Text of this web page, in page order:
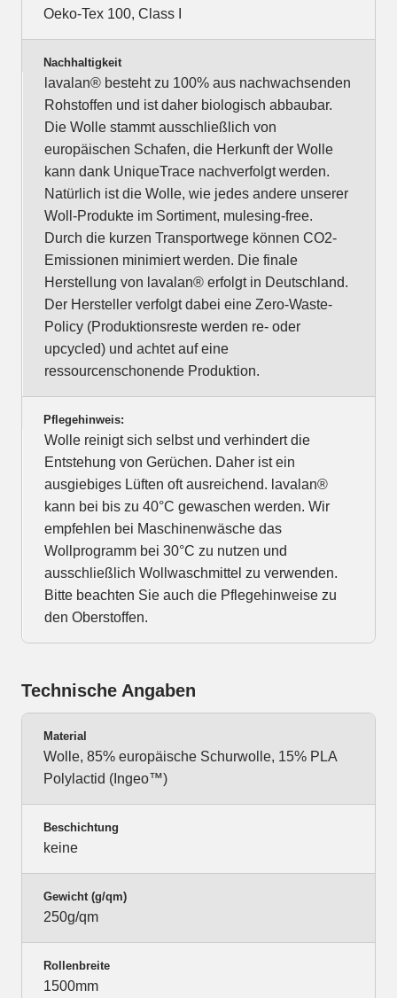
Oeko-Tex 100, Class I
Nachhaltigkeit
lavalan® besteht zu 100% aus nachwachsenden
Rohstoffen und ist daher biologisch abbaubar.
Die Wolle stammt ausschließlich von
europäischen Schafen, die Herkunft der Wolle
kann dank UniqueTrace nachverfolgt werden.
Natürlich ist die Wolle, wie jedes andere unserer
Woll-Produkte im Sortiment, mulesing-free.
Durch die kurzen Transportwege können CO2-
Emissionen minimiert werden. Die finale
Herstellung von lavalan® erfolgt in Deutschland.
Der Hersteller verfolgt dabei eine Zero-Waste-
Policy (Produktionsreste werden re- oder
upcycled) und achtet auf eine
ressourcenschonende Produktion.
Pflegehinweis:
Wolle reinigt sich selbst und verhindert die
Entstehung von Gerüchen. Daher ist ein
ausgiebiges Lüften oft ausreichend. lavalan®
kann bei bis zu 40°C gewaschen werden. Wir
empfehlen bei Maschinenwäsche das
Wollprogramm bei 30°C zu nutzen und
ausschließlich Wollwaschmittel zu verwenden.
Bitte beachten Sie auch die Pflegehinweise zu
den Oberstoffen.
Technische Angaben
Material
Wolle, 85% europäische Schurwolle, 15% PLA
Polylactid (Ingeo™)
Beschichtung
keine
Gewicht (g/qm)
250g/qm
Rollenbreite
1500mm